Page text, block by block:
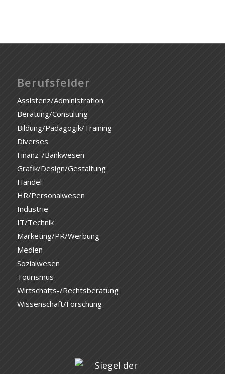
Berufsfelder
Assistenz/Administration
Beratung/Consulting
Bildung/Pädagogik/Training
Diverses
Finanz-/Bankwesen
Grafik/Design/Gestaltung
Handel
HR/Personalwesen
Industrie
IT/Technik
Marketing/PR/Werbung
Medien
Sozialwesen
Tourismus
Wirtschafts-/Rechtsberatung
Wissenschaft/Forschung